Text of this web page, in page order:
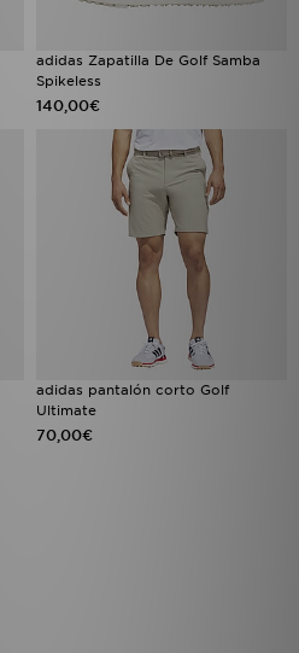
adidas Zapatilla De Golf Samba
Spikeless
140,00€
adidas pantalón corto Golf
Ultimate
70,00€